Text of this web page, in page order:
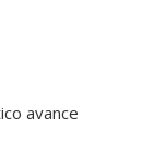
avance